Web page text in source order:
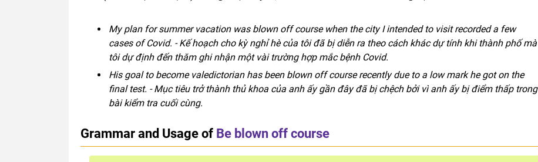
My plan for summer vacation was blown off course when the city I intended to visit recorded a few
cases of Covid. - Kế hoạch cho kỳ nghỉ hè của tôi đã bị diễn ra theo cách khác dự tính khi thành phố mà
tôi dự định đến thăm ghi nhận một vài trường hợp mắc bệnh Covid.
His goal to become valedictorian has been blown off course recently due to a low mark he got on the
final test. - Mục tiêu trở thành thủ khoa của anh ấy gần đây đã bị chệch bởi vì anh ấy bị điểm thấp trong
bài kiểm tra cuối cùng.
Grammar and Usage of Be blown off course